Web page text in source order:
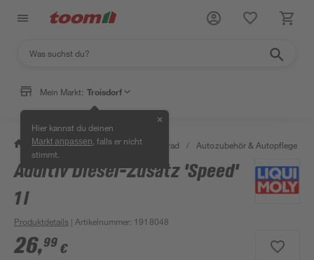
Mein Markt: Troisdorf
Hier kannst du deinen
Markt anpassen , falls er nicht
stimmt.
✕
/ Garten & Freizeit / Auto & Fahrrad / Autozubehör & Autopflege
Additiv Diesel-Zusatz 'Speed'
1 l
Produktdetails | Artikelnummer: 1918048
26,99 €